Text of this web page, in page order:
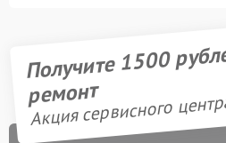
Получите 1500
ремонт
Акция сервисного